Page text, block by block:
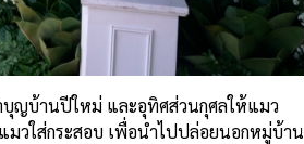
ญบ้านปีใหม่ และอุทิศส่วนกุศลให้แมว
วใส่กระสอบ เพื่อนำไปปล่อยนอกหมู่บ้าน